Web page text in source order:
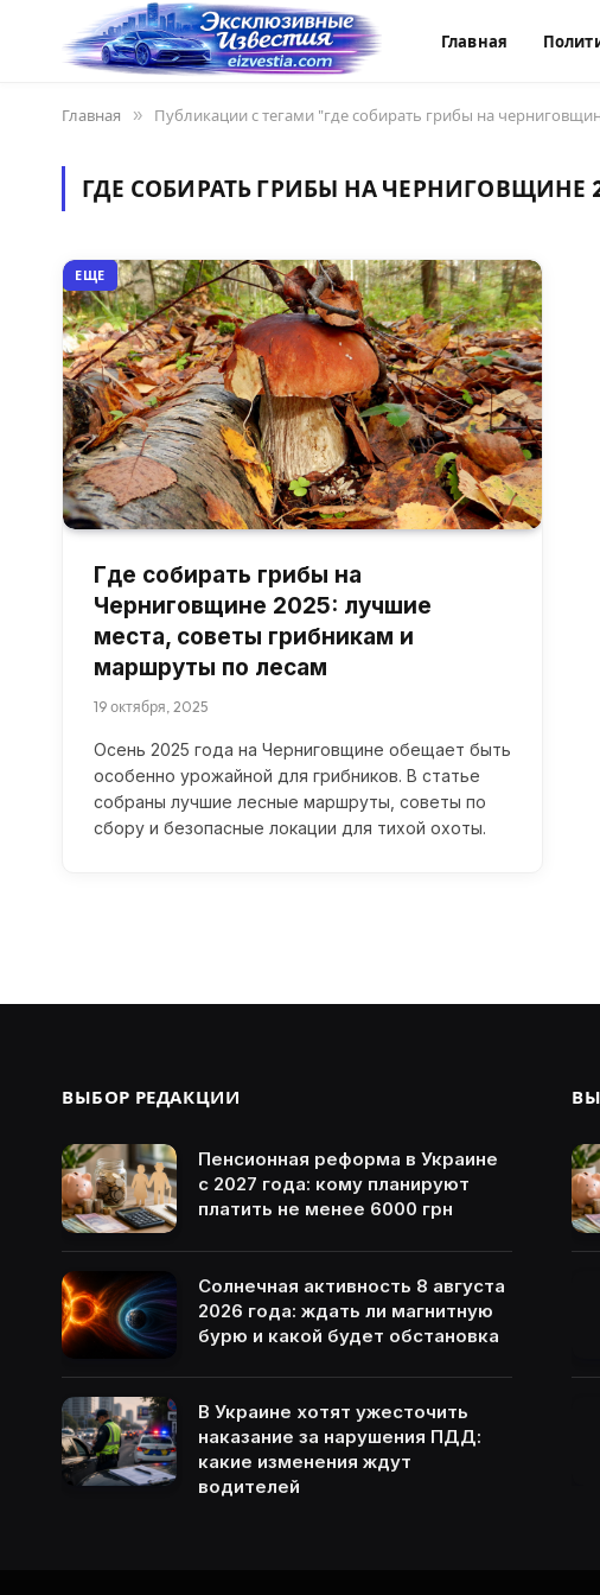
Главная
Главная » Публикации с тегами "где собирать грибы на
ГДЕ СОБИРАТЬ ГРИБЫ НА ЧЕРНИГОВЩИНЕ
ЕЩЕ
Где собирать грибы на
Черниговщине 2025: лучшие
места, советы грибникам и
маршруты по лесам
19 октября, 2025
Осень 2025 года на Черниговщине обещает быть
особенно урожайной для грибников. В статье
собраны лучшие лесные маршруты, советы по
сбору и безопасные локации для тихой охоты.
ВЫБОР РЕДАКЦИИ
Пенсионная реформа в Украине
с 2027 года: кому планируют
платить не менее 6000 грн
Солнечная активность 8 августа
2026 года: ждать ли магнитную
бурю и какой будет обстановка
В Украине хотят ужесточить
наказание за нарушения ПДД:
какие изменения ждут
водителей